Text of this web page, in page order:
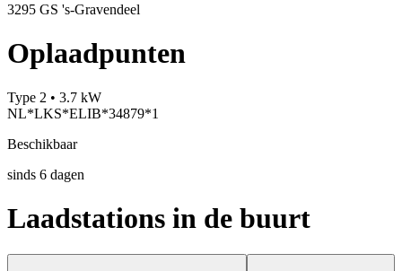
3295 GS 's-Gravendeel
Oplaadpunten
Type 2 • 3.7 kW
NL*LKS*ELIB*34879*1
Beschikbaar
sinds 6 dagen
Laadstations in de buurt